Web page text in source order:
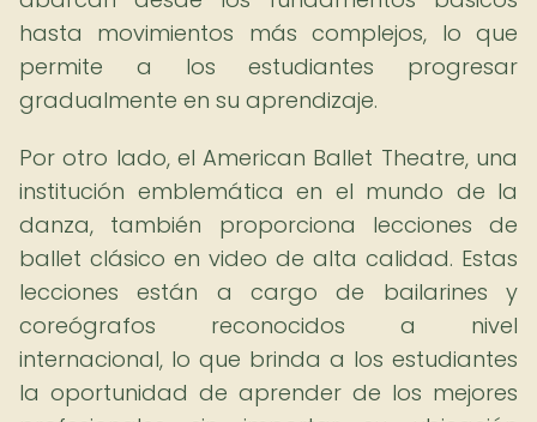
hasta movimientos más complejos, lo que
permite a los estudiantes progresar
gradualmente en su aprendizaje.
Por otro lado, el American Ballet Theatre, una
institución emblemática en el mundo de la
danza, también proporciona lecciones de
ballet clásico en video de alta calidad. Estas
lecciones están a cargo de bailarines y
coreógrafos reconocidos a nivel
internacional, lo que brinda a los estudiantes
la oportunidad de aprender de los mejores